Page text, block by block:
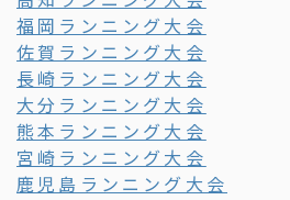
福岡ランニング大会
佐賀ランニング大会
長崎ランニング大会
大分ランニング大会
熊本ランニング大会
宮崎ランニング大会
鹿児島ランニング大会